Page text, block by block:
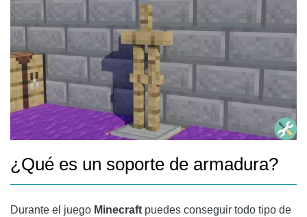
¿Qué es un soporte de armadura?
Durante el juego Minecraft puedes conseguir todo tipo de